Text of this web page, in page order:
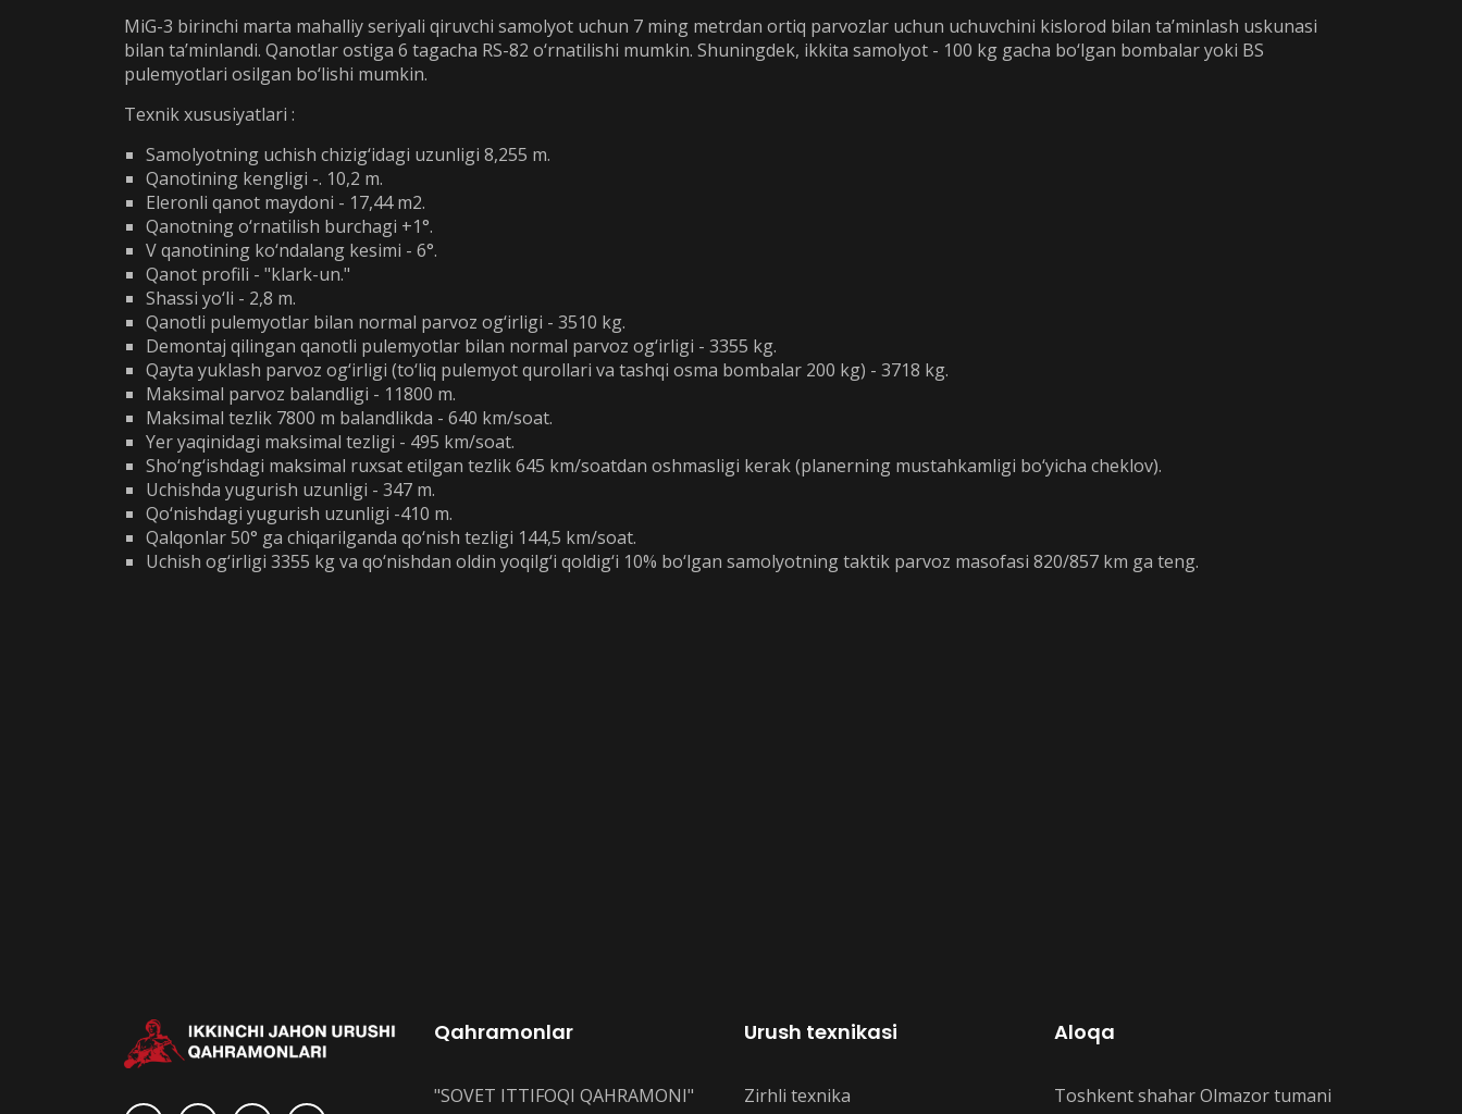
MiG-3 birinchi marta mahalliy seriyali qiruvchi samolyot uchun 7 ming metrdan ortiq parvozlar uchun uchuvchini kislorod bilan ta’minlash uskunasi
bilan ta’minlandi. Qanotlar ostiga 6 tagacha RS-82 o‘rnatilishi mumkin. Shuningdek, ikkita samolyot - 100 kg gacha bo‘lgan bombalar yoki BS
pulemyotlari osilgan bo‘lishi mumkin.
Texnik xususiyatlari :
Samolyotning uchish chizig‘idagi uzunligi 8,255 m.
Qanotining kengligi -. 10,2 m.
Eleronli qanot maydoni - 17,44 m2.
Qanotning o‘rnatilish burchagi +1°.
V qanotining ko‘ndalang kesimi - 6°.
Qanot profili - "klark-un."
Shassi yo‘li - 2,8 m.
Qanotli pulemyotlar bilan normal parvoz og‘irligi - 3510 kg.
Demontaj qilingan qanotli pulemyotlar bilan normal parvoz og‘irligi - 3355 kg.
Qayta yuklash parvoz og‘irligi (to‘liq pulemyot qurollari va tashqi osma bombalar 200 kg) - 3718 kg.
Maksimal parvoz balandligi - 11800 m.
Maksimal tezlik 7800 m balandlikda - 640 km/soat.
Yer yaqinidagi maksimal tezligi - 495 km/soat.
Sho‘ng‘ishdagi maksimal ruxsat etilgan tezlik 645 km/soatdan oshmasligi kerak (planerning mustahkamligi bo‘yicha cheklov).
Uchishda yugurish uzunligi - 347 m.
Qo‘nishdagi yugurish uzunligi -410 m.
Qalqonlar 50° ga chiqarilganda qo‘nish tezligi 144,5 km/soat.
Uchish og‘irligi 3355 kg va qo‘nishdan oldin yoqilg‘i qoldig‘i 10% bo‘lgan samolyotning taktik parvoz masofasi 820/857 km ga teng.
Qahramonlar
"SOVET ITTIFOQI QAHRAMONI"
Urush texnikasi
Zirhli texnika
Aloqa
Toshkent shahar Olmazor tumani